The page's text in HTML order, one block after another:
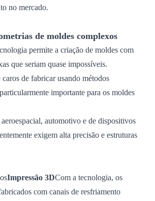
no mercado.
de moldes complexos
permite a criação de moldes com
que seriam quase impossíveis.
de fabricar usando métodos
importante para os moldes
automotivo e de dispositivos
exigem alta precisão e estruturas
Impressão 3DCom a tecnologia, os
com canais de resfriamento